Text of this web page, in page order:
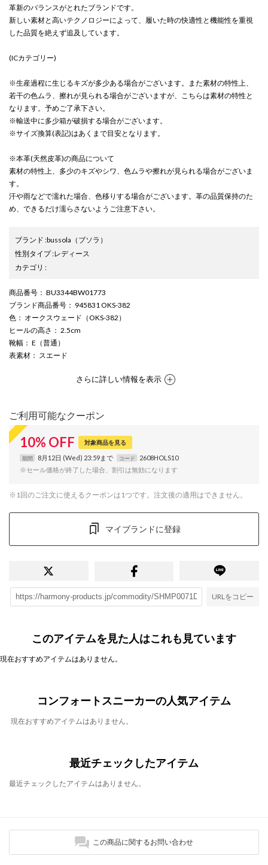
革新のバランスがとれたブランドです。
新しい素材と高いテクノロジーによって、履いた時の快適性と機能性を重視
した品質を絶えず追及しています。
(ICカテゴリー)
※生産過程に生じるキズが多少ある場合がございます。また素材の特性上、
若干の色ムラ、擦れが見られる場合がございますが、こちらは素材の特性と
なります。予めご了承下さい。
※輸送中に多少箱が破損する場合がございます。
※サイズ換算(表記)はあくまで目安となります。
※本革(天然皮革)の商品について
素材の特性上、多少のキズやシワ、色ムラや擦れが見られる場合がございま
す。
汗や雨などで濡れた場合、色移りする場合がございます。革の品質保持のた
め、できるだけ濡らさないようご注意下さい。
ブランド :bussola （ブソラ）
性別タイプ:レディース
カテゴリ :
商品番号 ： BU3344BW01773
ブランド商品番号 ： 945831 OKS-382
色 ： オークスウェード（OKS-382）
ヒールの高さ ： 2.5cm
靴幅 ： E（普通）
表素材 ： スエード
さらに詳しい情報を表示
ご利用可能なクーポン
10% OFF 対象商品を見る
期間 8月12日 (Wed) 23:59まで コード
2608HOLS10
※セール価格が終了した場合、割引は無効になります
※1回のご注文に使えるクーポンは1つです。注文後の適用はできません。
マイブランドに登録
URLをコピー
このアイテムを見た人はこれも見ています
現在おすすめアイテムはありません。
コンフォートスニーカーの人気アイテム
現在おすすめアイテムはありません。
最近チェックしたアイテム
最近チェックしたアイテムはありません。
この商品に関するお問い合わせ